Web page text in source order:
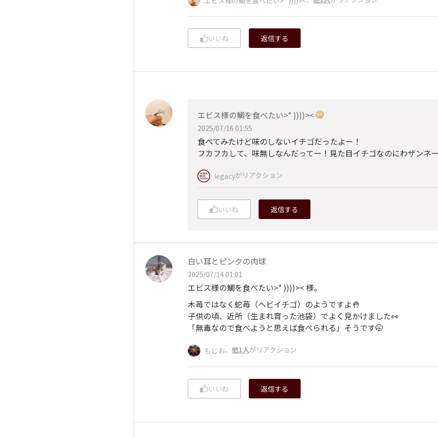
いいね 返信する
エビス様の鯛を食べたい>* ))))><
2025/07/16 01:55
食べてみたけど味のしないイチゴだったよー！
フカフカして、味無しなんだってー！見た目イチゴなのにわザンネ
legacyがリアクション
いいね 返信する
白い耳とピンクの肉球
2025/07/14 01:01
エビス様の鯛を食べたい>* ))))>< 様。
木苺ではなく蛇苺（ヘビイチゴ）のようですよ🤚
子供の頃、近所（生まれ育った池袋）でよく見かけました👀
「無毒なので食べようと思えば食べられる」そうです🤭
もじお、 他1人がリアクション
いいね 返信する